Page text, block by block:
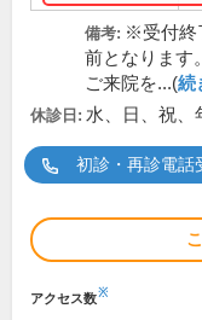
備考: ※受付終
前となります
ご来院を...(続
休診日: 水、日、祝、
初診・再診電話
アクセス数※